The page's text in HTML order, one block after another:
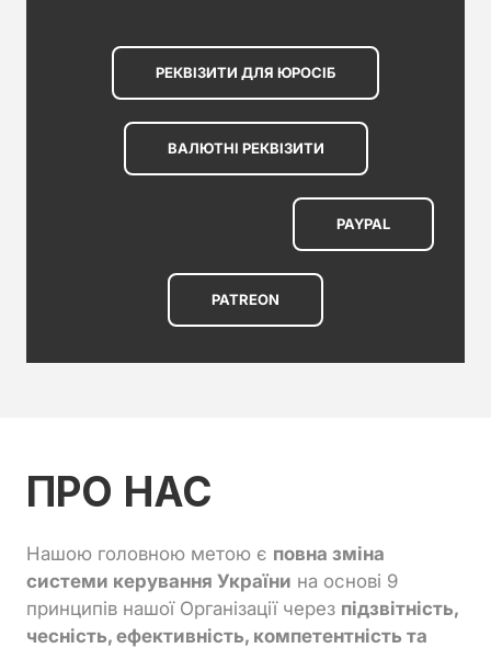
РЕКВІЗИТИ ДЛЯ ЮРОСІБ
ВАЛЮТНІ РЕКВІЗИТИ
PAYPAL
PATREON
ПРО НАС
Нашою головною метою є повна зміна
системи керування України на основі 9
принципів нашої Організації через підзвітність,
чесність, ефективність, компетентність та